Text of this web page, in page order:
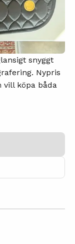
snyggt
Nypris
vill köpa båda